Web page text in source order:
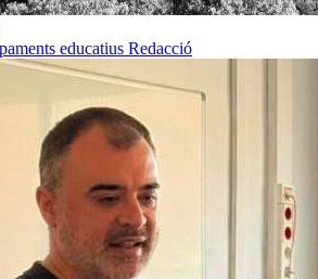
educatius Redacció